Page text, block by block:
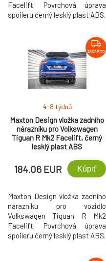
Facelift. Povrchová úprava
spoileru černý lesklý plast ABS.
ZADARMO
Maxton Design vložka zadního
nárazníku pro Volkswagen
Tiguan R Mk2 Facelift, černý
lesklý plast ABS
4-8 týdnů
184.06 EUR Kúpiť
Maxton Design vložka zadního
nárazníku pro vozidlo
Volkswagen Tiguan R Mk2
Facelift. Povrchová úprava
spoileru černý lesklý plast ABS.